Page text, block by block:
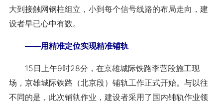
大到接触网钢柱组立，小到每个信号线路的布局走向，建
设者早已心中有数。
——用精准定位实现精准铺轨
15日上午9时28分，在京雄城际铁路李营段施工现
场，京雄城际铁路（北京段）铺轨工作正式开始。与以往
不同的是，此次铺轨作业，建设者采用了国内铺轨作业领